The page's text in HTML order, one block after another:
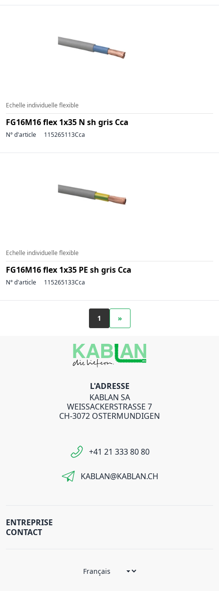
Echelle individuelle flexible
FG16M16 flex 1x35 N sh gris Cca
N° d'article 115265113Cca
Echelle individuelle flexible
FG16M16 flex 1x35 PE sh gris Cca
N° d'article 115265133Cca
1 »
L'ADRESSE
KABLAN SA
WEISSACKERSTRASSE 7
CH-3072 OSTERMUNDIGEN
+41 21 333 80 80
KABLAN@KABLAN.CH
ENTREPRISE
CONTACT